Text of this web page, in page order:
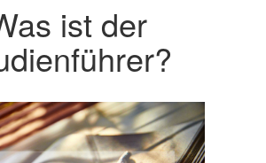
ist der
Next